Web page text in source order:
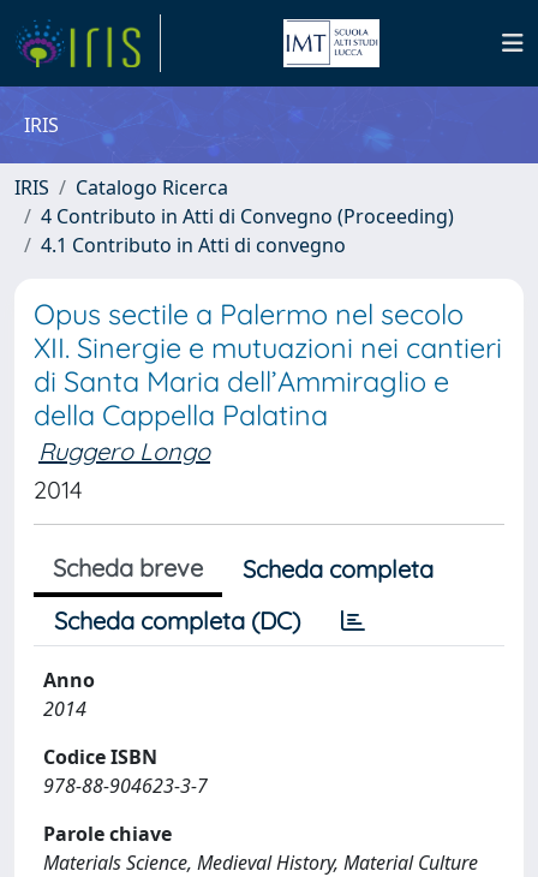
IRIS
IRIS
Catalogo Ricerca
4 Contributo in Atti di Convegno (Proceeding)
4.1 Contributo in Atti di convegno
Opus sectile a Palermo nel secolo
XII. Sinergie e mutuazioni nei cantieri
di Santa Maria dell’Ammiraglio e
della Cappella Palatina
Ruggero Longo
2014
Scheda breve
Scheda completa
Scheda completa (DC)
Anno
2014
Codice ISBN
978-88-904623-3-7
Parole chiave
Materials Science, Medieval History, Material Culture